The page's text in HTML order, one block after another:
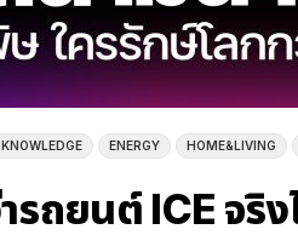
ENERGY HOME&LIVING
ถยนต์ ICE จริ